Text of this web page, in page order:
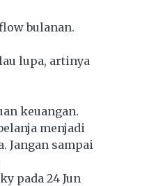
bulanan.
lupa, artinya
keuangan.
menjadi
Jangan sampai
pada 24 Jun